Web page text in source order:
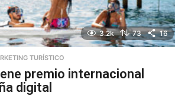
3.2k 73 16
TURÍSTICO
premio internacional
digital